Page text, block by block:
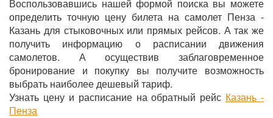
Воспользовавшись нашей формой поиска вы можете
определить точную цену билета на самолет Пенза -
Казань для стыковочных или прямых рейсов. А так же
получить информацию о расписании движения
самолетов. А осуществив заблаговременное
бронирование и покупку вы получите возможность
выбрать наиболее дешевый тариф.
Узнать цену и расписание на обратный рейс Казань -
Пенза